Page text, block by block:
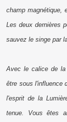
champ magnétique,
Les deux dernières
sauvez le singe par
Avec le calice de la
être sous l'influence
l'esprit de la
tenue. Vous êtes